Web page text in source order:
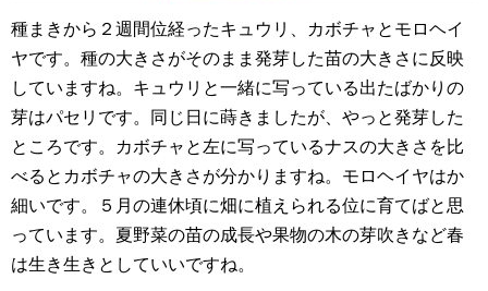
種まきから２週間位経ったキュウリ、カボチャとモロヘイ
ヤです。種の大きさがそのまま発芽した苗の大きさに反映
していますね。キュウリと一緒に写っている出たばかりの
芽はパセリです。同じ日に蒔きましたが、やっと発芽した
ところです。カボチャと左に写っているナスの大きさを比
べるとカボチャの大きさが分かりますね。モロヘイヤはか
細いです。５月の連休頃に畑に植えられる位に育てばと思
っています。夏野菜の苗の成長や果物の木の芽吹きなど春
は生き生きとしていいですね。